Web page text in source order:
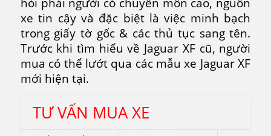
xe tin cậy và đặc biệt là việc minh bạch
trong giấy tờ gốc & các thủ tục sang tên.
Trước khi tìm hiểu về Jaguar XF cũ, người
mua có thể lướt qua các mẫu xe Jaguar XF
mới hiện tại.
TƯ VẤN MUA XE